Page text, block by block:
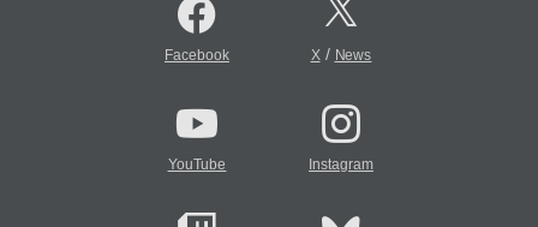
Facebook X/ News
YouTube Instagram